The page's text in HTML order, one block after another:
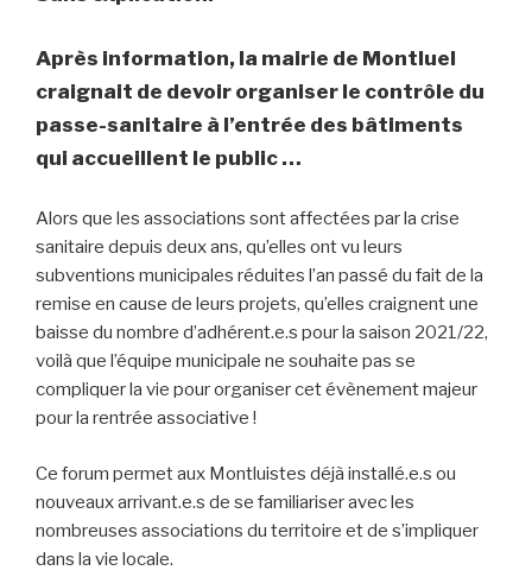
Après information, la mairie de Montluel
craignait de devoir organiser le contrôle du
passe-sanitaire à l’entrée des bâtiments
qui accueillent le public …
Alors que les associations sont affectées par la crise
sanitaire depuis deux ans, qu’elles ont vu leurs
subventions municipales réduites l’an passé du fait de la
remise en cause de leurs projets, qu’elles craignent une
baisse du nombre d’adhérent.e.s pour la saison 2021/22,
voilà que l’équipe municipale ne souhaite pas se
compliquer la vie pour organiser cet évènement majeur
pour la rentrée associative !
Ce forum permet aux Montluistes déjà installé.e.s ou
nouveaux arrivant.e.s de se familiariser avec les
nombreuses associations du territoire et de s’impliquer
dans la vie locale.